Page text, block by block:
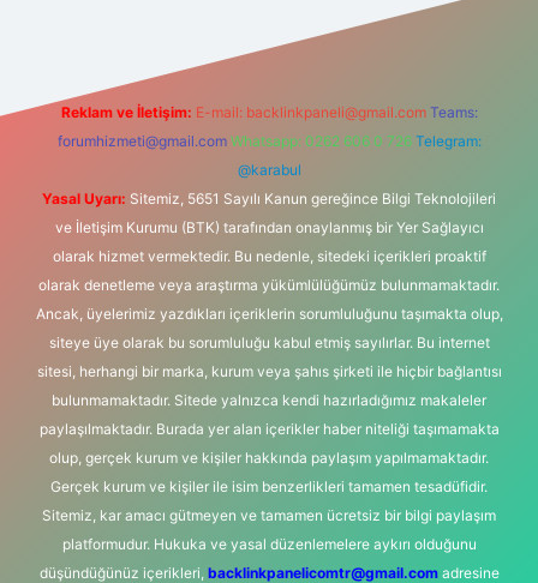
Reklam ve İletişim: E-mail: backlinkpaneli@gmail.com Teams:
forumhizmeti@gmail.com Whatsapp: 0262 606 0 726 Telegram:
@karabul
Yasal Uyarı: Sitemiz, 5651 Sayılı Kanun gereğince Bilgi Teknolojileri
ve İletişim Kurumu (BTK) tarafından onaylanmış bir Yer Sağlayıcı
olarak hizmet vermektedir. Bu nedenle, sitedeki içerikleri proaktif
olarak denetleme veya araştırma yükümlülüğümüz bulunmamaktadır.
Ancak, üyelerimiz yazdıkları içeriklerin sorumluluğunu taşımakta olup,
siteye üye olarak bu sorumluluğu kabul etmiş sayılırlar. Bu internet
sitesi, herhangi bir marka, kurum veya şahıs şirketi ile hiçbir bağlantısı
bulunmamaktadır. Sitede yalnızca kendi hazırladığımız makaleler
paylaşılmaktadır. Burada yer alan içerikler haber niteliği taşımamakta
olup, gerçek kurum ve kişiler hakkında paylaşım yapılmamaktadır.
Gerçek kurum ve kişiler ile isim benzerlikleri tamamen tesadüfidir.
Sitemiz, kar amacı gütmeyen ve tamamen ücretsiz bir bilgi paylaşım
platformudur. Hukuka ve yasal düzenlemelere aykırı olduğunu
düşündüğünüz içerikleri, backlinkpanelicomtr@gmail.comadresine